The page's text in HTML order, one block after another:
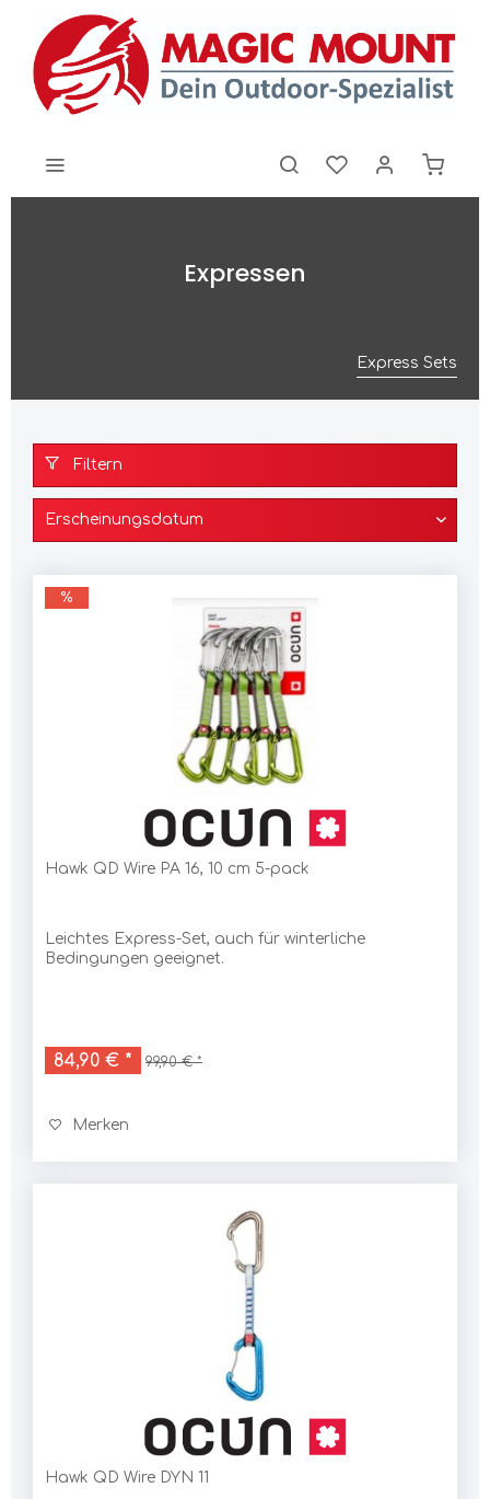
Expressen
Express Sets
Filtern
Hawk QD Wire PA 16, 10 cm 5-pack
Leichtes Express-Set, auch für winterliche
Bedingungen geeignet.
84,90 € * 99,90 € *
Merken
Hawk QD Wire DYN 11